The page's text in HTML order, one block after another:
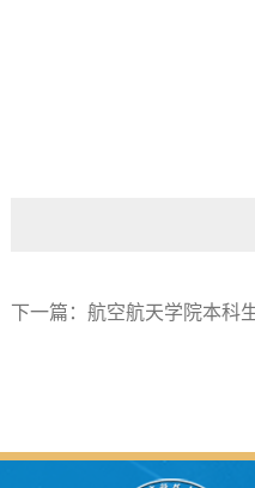
下一篇： 航空航天学院本科